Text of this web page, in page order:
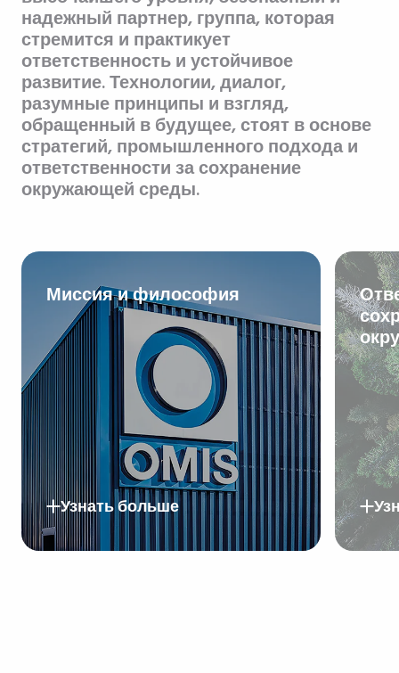
надежный партнер, группа, которая
стремится и практикует
ответственность и устойчивое
развитие. Технологии, диалог,
разумные принципы и взгляд,
обращенный в будущее, стоят в основе
стратегий, промышленного подхода и
ответственности за сохранение
окружающей среды.
Миссия и философия
Узнать больше